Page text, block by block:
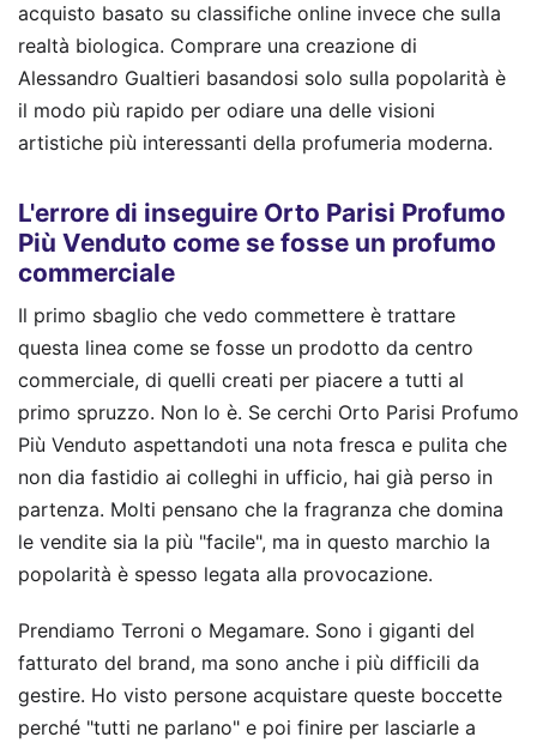
acquisto basato su classifiche online invece che sulla
realtà biologica. Comprare una creazione di
Alessandro Gualtieri basandosi solo sulla popolarità è
il modo più rapido per odiare una delle visioni
artistiche più interessanti della profumeria moderna.
L'errore di inseguire Orto Parisi Profumo
Più Venduto come se fosse un profumo
commerciale
Il primo sbaglio che vedo commettere è trattare
questa linea come se fosse un prodotto da centro
commerciale, di quelli creati per piacere a tutti al
primo spruzzo. Non lo è. Se cerchi Orto Parisi Profumo
Più Venduto aspettandoti una nota fresca e pulita che
non dia fastidio ai colleghi in ufficio, hai già perso in
partenza. Molti pensano che la fragranza che domina
le vendite sia la più "facile", ma in questo marchio la
popolarità è spesso legata alla provocazione.
Prendiamo Terroni o Megamare. Sono i giganti del
fatturato del brand, ma sono anche i più difficili da
gestire. Ho visto persone acquistare queste boccette
perché "tutti ne parlano" e poi finire per lasciarle a